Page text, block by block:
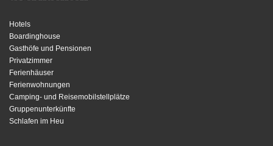
Hotels
Boardinghouse
Gasthöfe und Pensionen
Privatzimmer
Ferienhäuser
Ferienwohnungen
Camping- und Reisemobilstellplätze
Gruppenunterkünfte
Schlafen im Heu